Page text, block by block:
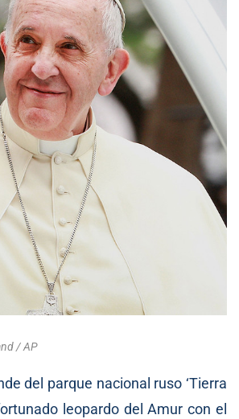
/ AP
del parque nacional ruso ‘Tierra
leopardo del Amur con el